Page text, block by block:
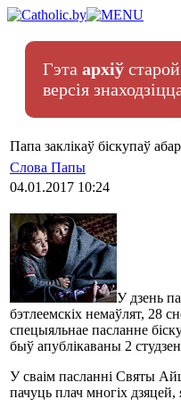
Гэта архіў
версія
Папа заклікаў біскупаў
Слова Папы
04.01.2017 10:24
У дзень
бэтлеемскіх немаўлят, 28
спецыяльнае пасланне
быў апублікаваны 2
У сваім пасланні Святы
пачуць плач многіх дзяцей,